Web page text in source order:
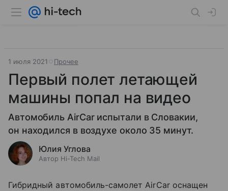
1 июля 2021 Прочее
Первый полет летающей
машины попал на видео
Автомобиль AirCar испытали в Словакии,
он находился в воздухе около 35 минут.
Юлия Углова
Автор Hi-Tech Mail
Гибридный автомобиль-самолет AirCar оснащен